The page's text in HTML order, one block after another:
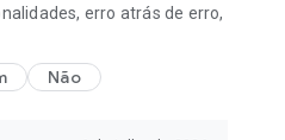
erro atrás de erro,
Não